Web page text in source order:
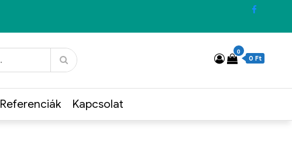
0
0 Ft
Referenciák Kapcsolat